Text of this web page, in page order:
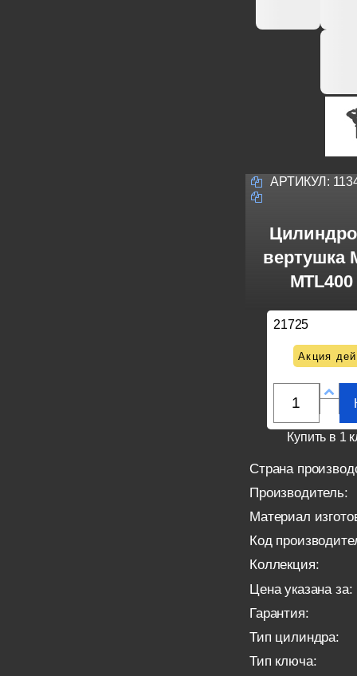
АРТИКУЛ:
вертушка
21725
Акция
Купить в 1
Страна
Производитель:
Материал
Код
Коллекция:
Цена указана за:
Гарантия:
Тип цилиндра:
Тип ключа: